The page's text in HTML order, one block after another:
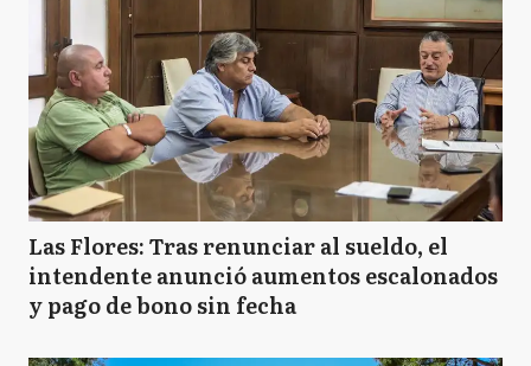
Las Flores: Tras renunciar al sueldo, el
intendente anunció aumentos escalonados
y pago de bono sin fecha